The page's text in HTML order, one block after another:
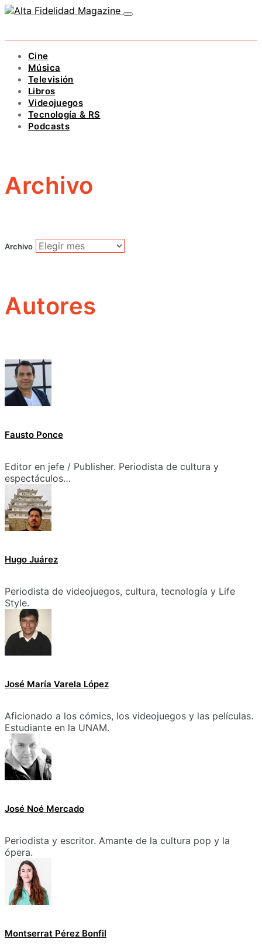
Cine
Música
Televisión
Libros
Videojuegos
Tecnología & RS
Podcasts
Archivo
Archivo
Autores
Fausto Ponce
Editor en jefe / Publisher. Periodista de cultura y
espectáculos…
Hugo Juárez
Periodista de videojuegos, cultura, tecnología y Life
Style.
José María Varela López
Aficionado a los cómics, los videojuegos y las películas.
Estudiante en la UNAM.
José Noé Mercado
Periodista y escritor. Amante de la cultura pop y la
ópera.
Montserrat Pérez Bonfil